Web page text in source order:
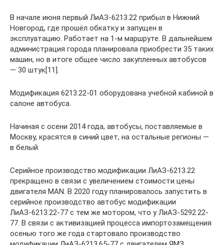
В начале июня первый ЛиАЗ-6213.22 прибыл в Нижний
Новгород, где прошёл обкатку и запущен в
эксплуатацию. Работает на 1-м маршруте. В дальнейшем
администрация города планировала приобрести 35 таких
машин, но в итоге общее число закупленных автобусов
— 30 штук[11].
Модификация 6213.22-01 оборудована учебной кабиной в
салоне автобуса.
Начиная с осени 2014 года, автобусы, поставляемые в
Москву, красятся в синий цвет, на остальные регионы —
в белый.
Серийное производство модификации ЛиАЗ-6213.22
прекращено в связи с увеличением стоимости цены
двигателя MAN. В 2020 году планировалось запустить в
серийное производство автобус модификации
ЛиАЗ-6213.22-77 с тем же мотором, что у ЛиАЗ-5292.22-
77. В связи с активизацией процесса импортозамещения
осенью того же года стартовало производство